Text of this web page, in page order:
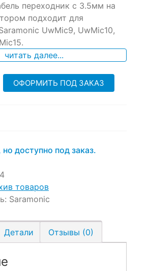
переходник с 3.5мм на
подходит для
UwMic9, UwMic10,
читать далее...
ОФОРМИТЬ ПОД ЗАКАЗ
доступно под заказ.
товаров
Saramonic
Детали Отзывы (0)